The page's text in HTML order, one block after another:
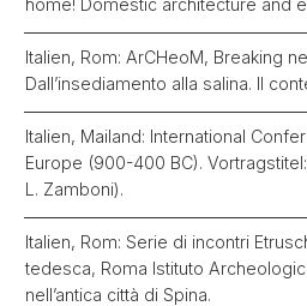
home! Domestic architecture and
Italien, Rom: ArCHeoM, Breaking
Dall’insediamento alla salina. Il
Italien, Mailand: International
Europe (900-400 BC).
L. Zamboni).
Italien, Rom: Serie di incontri
tedesca, Roma Istituto
nell’antica città di Spina.